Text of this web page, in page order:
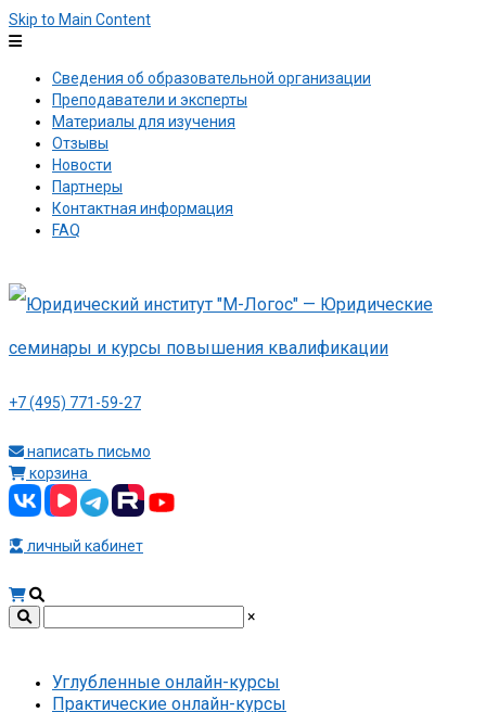
Skip to Main Content
Сведения об образовательной организации
Преподаватели и эксперты
Материалы для изучения
Отзывы
Новости
Партнеры
Контактная информация
FAQ
+7 (495) 771-59-27
написать письмо
корзина
личный кабинет
×
Углубленные онлайн-курсы
Практические онлайн-курсы